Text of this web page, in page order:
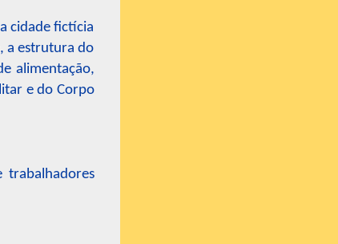
cidade fictícia
a estrutura do
alimentação,
e do Corpo
trabalhadores